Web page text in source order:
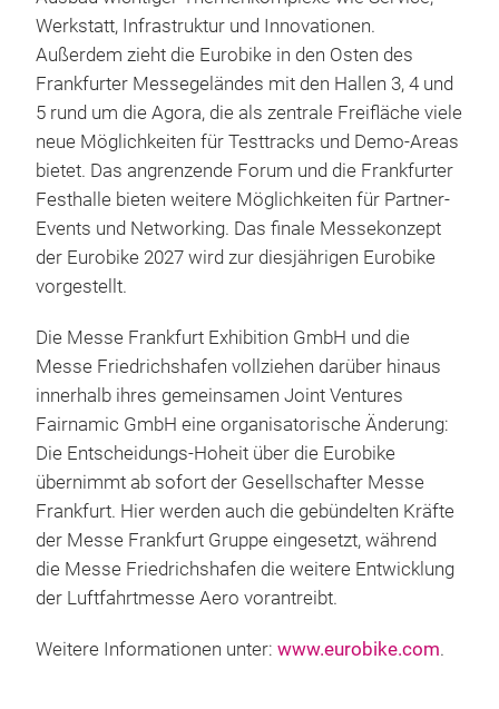
Werkstatt, Infrastruktur und Innovationen.
Außerdem zieht die Eurobike in den Osten des
Frankfurter Messegeländes mit den Hallen 3, 4 und
5 rund um die Agora, die als zentrale Freifläche viele
neue Möglichkeiten für Testtracks und Demo-Areas
bietet. Das angrenzende Forum und die Frankfurter
Festhalle bieten weitere Möglichkeiten für Partner-
Events und Networking. Das finale Messekonzept
der Eurobike 2027 wird zur diesjährigen Eurobike
vorgestellt.
Die Messe Frankfurt Exhibition GmbH und die
Messe Friedrichshafen vollziehen darüber hinaus
innerhalb ihres gemeinsamen Joint Ventures
Fairnamic GmbH eine organisatorische Änderung:
Die Entscheidungs-Hoheit über die Eurobike
übernimmt ab sofort der Gesellschafter Messe
Frankfurt. Hier werden auch die gebündelten Kräfte
der Messe Frankfurt Gruppe eingesetzt, während
die Messe Friedrichshafen die weitere Entwicklung
der Luftfahrtmesse Aero vorantreibt.
Weitere Informationen unter: www.eurobike.com.